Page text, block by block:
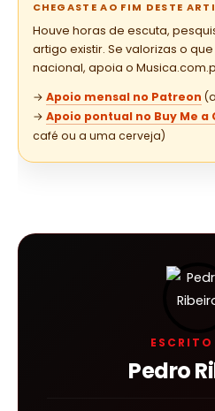
CHEGASTE AO FIM DESTE
Houve horas de escuta,
artigo existir. Se valorizas o
nacional, apoia o
→ Apoio mensal no Patreon
→ Apoio pontual no Buy Me a
café ou a uma cerveja)
ESCRITO
Pedro